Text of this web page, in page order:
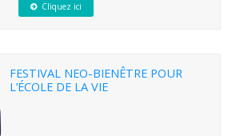
Cliquez ici
FESTIVAL NEO-BIENÊTRE POUR
L’ÉCOLE DE LA VIE